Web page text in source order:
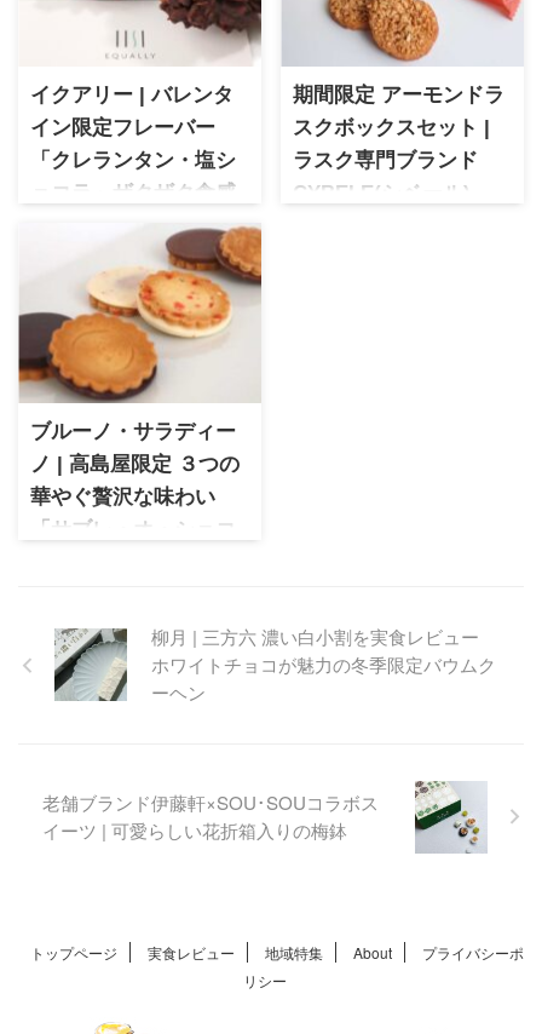
イクアリー | バレンタ
イン限定フレーバー
「クレランタン・塩シ
ョコラ」ザクザク食感
と大人の味わいをレビ
イクアリー | バレンタイン限定
「クレランタン・塩ショコ
ラ」を実食レビュー。ザクザ
ク食感のオリジナル焼き菓子
にショコラのコクと塩のアク
セントが加わった大人の味わ
い。サロン・デュ・ショコラ
2026オンラインで購入した限
定フレーバーです。イクアリ
ー | バレンタイン限定「クレラ
ンタン・塩ショコラ」を実食
わった大人の味わい。サロ
ン・デュ・ショコラ2026オン
ラインで購入した限定フレー
期間限定 アーモンドラ
スクボックスセット |
ラスク専門ブランド
CYBELE(シベール)
ブルーノ・サラディー
ノ | 高島屋限定 ３つの
華やぐ贅沢な味わい
「サブレ・オ・ショコ
ブルーノ・サラディーノ | 高島
屋限定サブレ・オ・ショコラ
（アムール・デュ・ショコラ
2025）。３種の贅沢な味わ
柳月 | 三方六 濃い白小割を実食レビュー
ホワイトチョコが魅力の冬季限定バウムク
ーヘン
老舗ブランド伊藤軒×SOU･SOUコラボス
イーツ | 可愛らしい花折箱入りの梅鉢
トップページ 実食レビュー 地域特集 About
プライバシーポ
リシー